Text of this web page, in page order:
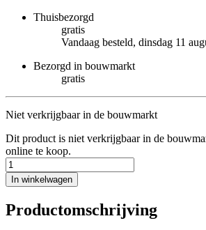
Thuisbezorgd
gratis
Vandaag besteld, dinsdag 11
Bezorgd in bouwmarkt
gratis
Niet verkrijgbaar in de bouwmarkt
Dit product is niet verkrijgbaar in de
online te koop.
In winkelwagen
Productomschrijving